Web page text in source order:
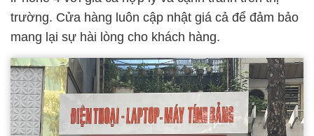
trường. Cửa hàng luôn cập nhật giá cả để đảm bảo
mang lại sự hài lòng cho khách hàng.